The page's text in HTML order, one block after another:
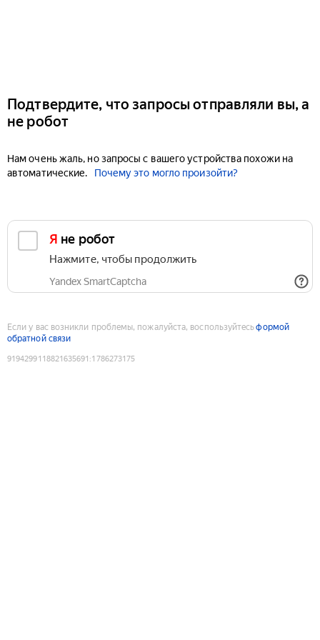
Подтвердите, что запросы отправляли вы, а
не робот
Нам очень жаль, но запросы с вашего устройства похожи на
автоматические.
Почему это могло произойти?
Я не робот
Нажмите, чтобы продолжить
Yandex SmartCaptcha
Если у вас возникли проблемы, пожалуйста, воспользуйтесьформой
обратной связи
9194299118821635691 :1786273175